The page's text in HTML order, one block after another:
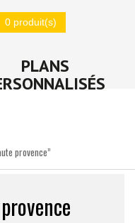
0 produit(s)
PLANS
provence”